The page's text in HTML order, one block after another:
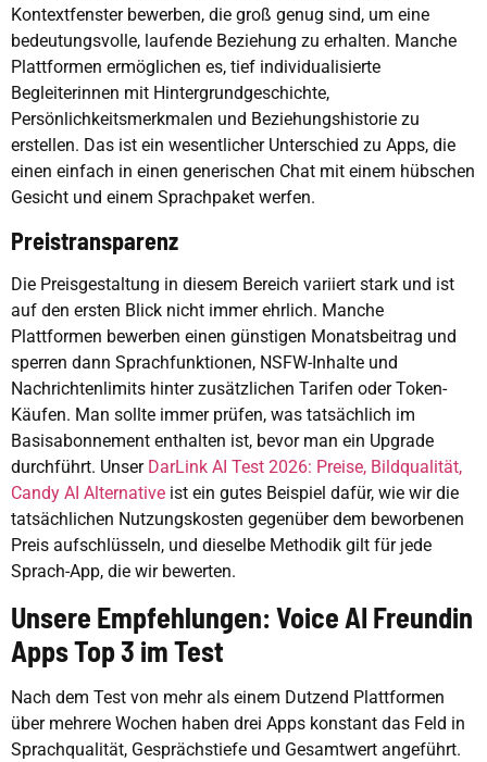
Kontextfenster bewerben, die groß genug sind, um eine
bedeutungsvolle, laufende Beziehung zu erhalten. Manche
Plattformen ermöglichen es, tief individualisierte
Begleiterinnen mit Hintergrundgeschichte,
Persönlichkeitsmerkmalen und Beziehungshistorie zu
erstellen. Das ist ein wesentlicher Unterschied zu Apps, die
einen einfach in einen generischen Chat mit einem hübschen
Gesicht und einem Sprachpaket werfen.
Preistransparenz
Die Preisgestaltung in diesem Bereich variiert stark und ist
auf den ersten Blick nicht immer ehrlich. Manche
Plattformen bewerben einen günstigen Monatsbeitrag und
sperren dann Sprachfunktionen, NSFW-Inhalte und
Nachrichtenlimits hinter zusätzlichen Tarifen oder Token-
Käufen. Man sollte immer prüfen, was tatsächlich im
Basisabonnement enthalten ist, bevor man ein Upgrade
durchführt. Unser DarLink AI Test 2026: Preise, Bildqualität,
Candy AI Alternative ist ein gutes Beispiel dafür, wie wir die
tatsächlichen Nutzungskosten gegenüber dem beworbenen
Preis aufschlüsseln, und dieselbe Methodik gilt für jede
Sprach-App, die wir bewerten.
Unsere Empfehlungen: Voice AI Freundin
Apps Top 3 im Test
Nach dem Test von mehr als einem Dutzend Plattformen
über mehrere Wochen haben drei Apps konstant das Feld in
Sprachqualität, Gesprächstiefe und Gesamtwert angeführt.